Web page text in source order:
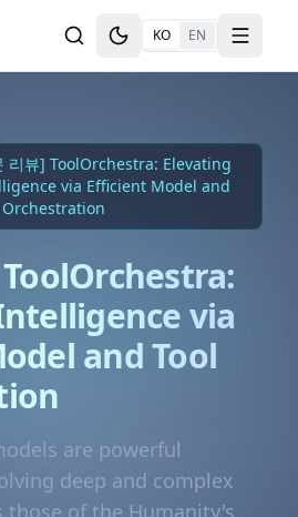
Toggle theme
KO EN Toggle
리뷰] ToolOrchestra: Elevating
via Efficient Model and
Orchestration
via
and Tool
are powerful
deep and complex
those of the Humanity's